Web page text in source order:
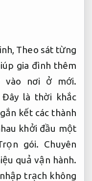
Theo sát từng
gia đình thêm
vào nơi ở mới.
Đây là thời khắc
gắn kết các thành
khởi đầu một
gói. Chuyên
quả vận hành.
trạch không